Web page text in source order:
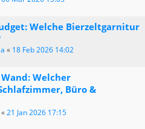
Welche Bierzeltgarnitur
« 18 Feb 2026 14:02
Welcher
Büro &
«21 Jan 2026 17:15